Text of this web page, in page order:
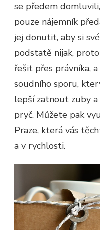
se předem
pouze nájemník
jej donutit, aby si
podstatě nijak,
řešit přes právníka,
soudního sporu,
lepší zatnout zuby a
pryč. Můžete pak
Praze, která vás
a v rychlosti.